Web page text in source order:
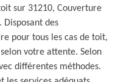
sur 31210, Couverture
Disposant des
pour tous les cas de toit,
votre attente. Selon
différentes méthodes.